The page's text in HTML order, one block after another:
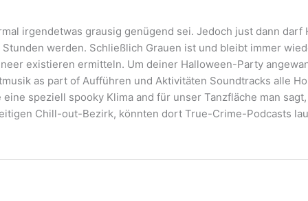
irgendetwas grausig genügend sei. Jedoch just dann darf
werden. Schließlich Grauen ist und bleibt immer
existieren ermitteln. Um deiner Halloween-Party
as part of Aufführen und Aktivitäten Soundtracks alle
speziell spooky Klima and für unser Tanzfläche man
Chill-out-Bezirk, könnten dort True-Crime-Podcasts